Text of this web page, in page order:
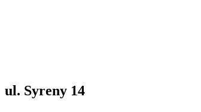
ul. Syreny 14